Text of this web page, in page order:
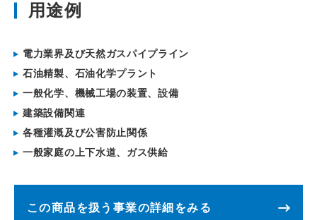
用途例
電力業界及び天然ガスパイプライン
石油精製、石油化学プラント
一般化学、機械工場の装置、設備
建築設備関連
各種灌漑及び公害防止関係
一般家庭の上下水道、ガス供給
この商品を扱う事業の詳細をみる